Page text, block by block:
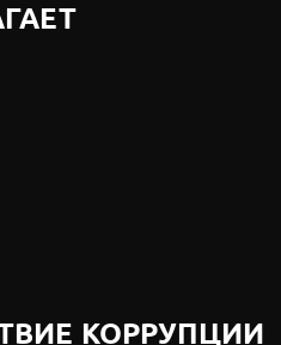
КОРРУПЦИИ